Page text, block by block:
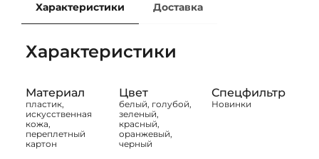
Характеристики Доставка
Характеристики
Материал
пластик,
искусственная
кожа,
переплетный
картон
Цвет
белый, голубой,
зеленый,
красный,
оранжевый,
черный
Спецфильтр
Новинки